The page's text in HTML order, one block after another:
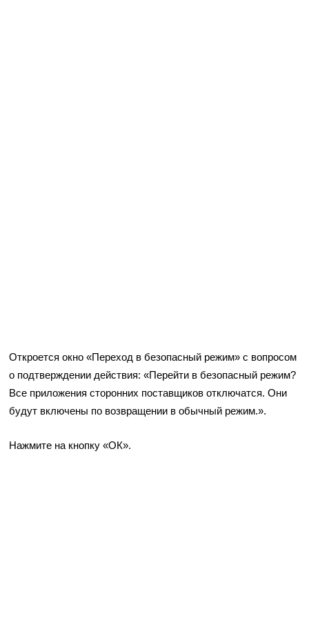
Откроется окно «Переход в безопасный режим» с вопросом
о подтверждении действия: «Перейти в безопасный режим?
Все приложения сторонних поставщиков отключатся. Они
будут включены по возвращении в обычный режим.».
Нажмите на кнопку «ОК».